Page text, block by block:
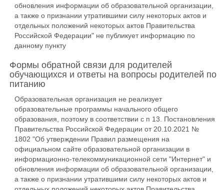
обновления информации об образовательной организации,
а также о признании утратившими силу некоторых актов и
отдельных положений некоторых актов Правительства
Российской Федерации" не публикует информацию по
данному пункту
Формы обратной связи для родителей
обучающихся и ответы на вопросы родителей по
питанию
Образовательная организация не реализует
образовательные программы начального общего
образования, поэтому в соответствии с п 13. Постановления
Правительства Российской Федерации от 20.10.2021 №
1802 "Об утверждении Правил размещения на
официальном сайте образовательной организации в
информационно-телекоммуникационной сети "Интернет" и
обновления информации об образовательной организации,
а также о признании утратившими силу некоторых актов и